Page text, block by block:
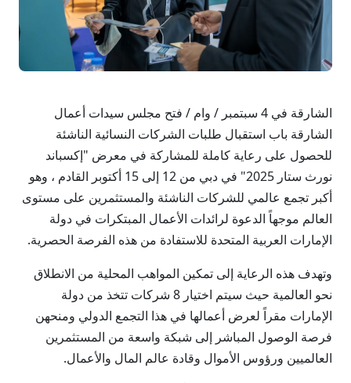
الشارقة في 4 سبتمبر / وام / فتح مجلس سيدات أعمال
الشارقة باب استقبال طلبات الشركات النسائية الناشئة
للحصول على رعاية كاملة للمشاركة في معرض "إكسباند
نورث ستار 2025" في دبي من 12 إلى 15 أكتوبر القادم ، وهو
أكبر تجمع عالمي للشركات الناشئة والمستثمرين على مستوى
العالم موجهاً الدعوة لرائدات الأعمال المبتكرات في دولة
الإمارات العربية المتحدة للاستفادة من هذه الفرصة الحصرية.
وتهدف هذه الرعاية إلى تمكين المواهب المحلية من الانطلاق
نحو العالمية حيث سيتم اختيار 8 شركات تتخذ من دولة
الإمارات مقراً لعرض أعمالها في هذا التجمع الدولي ومنحهن
فرصة الوصول المباشر إلى شبكة واسعة من المستثمرين
العالميين ورؤوس الأموال وقادة عالم المال والأعمال.